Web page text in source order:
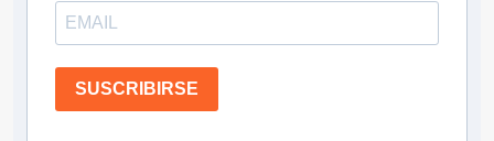
SUSCRIBIRSE